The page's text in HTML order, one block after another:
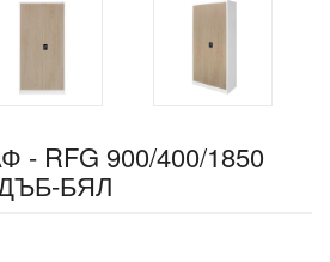
RFG 900/400/1850
БЯЛ